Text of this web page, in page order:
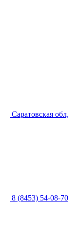
Саратовская обл,
8 (8453) 54-08-70